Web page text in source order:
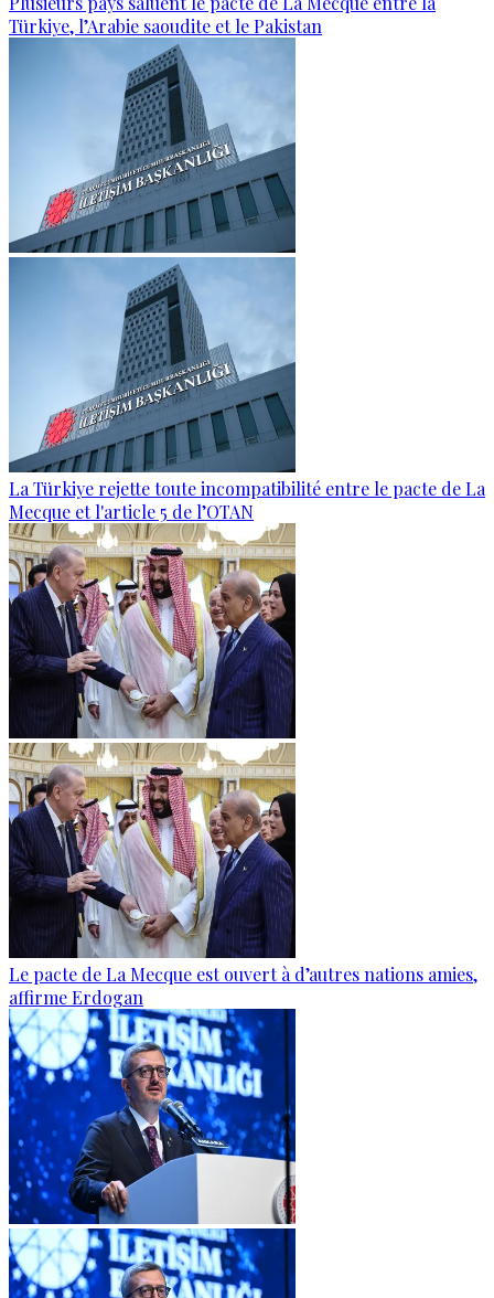
Türkiye, l’Arabie saoudite et le Pakistan
La Türkiye rejette toute incompatibilité entre le pacte de La
Mecque et l'article 5 de l’OTAN
Le pacte de La Mecque est ouvert à d’autres nations amies,
affirme Erdogan